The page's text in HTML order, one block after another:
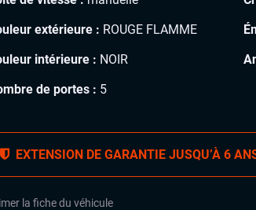
extérieure : ROUGE FLAMME
intérieure : NOIR
de portes : 5
EXTENSION DE GARANTIE JUSQU’À 6
la fiche du véhicule